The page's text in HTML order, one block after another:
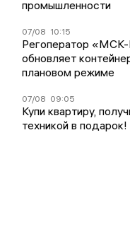
промышленности
07/08 10:15
Регоператор
обновляет
плановом режиме
07/08 09:05
Купи квартиру,
техникой в подарок!